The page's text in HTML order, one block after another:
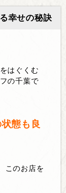
幸せの秘訣
はぐくむ
の千葉で
態も良
このお店を